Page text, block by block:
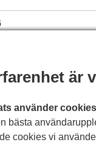
Boka biljetter
är
använder cookies
bästa
cookies vi